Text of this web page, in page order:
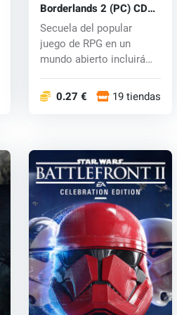
Borderlands 2 (PC) CD
key
Secuela del popular
juego de RPG en un
mundo abierto incluirá
0.27 € 19 tiendas